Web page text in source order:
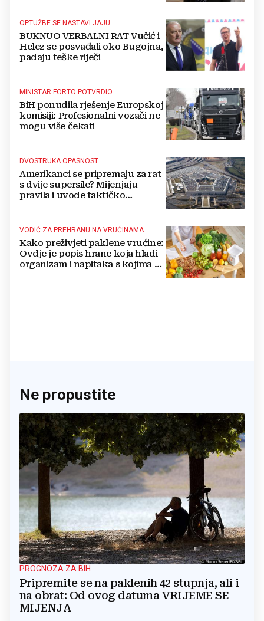
OPTUŽBE SE NASTAVLJAJU
BUKNUO VERBALNI RAT Vučić i
Helez se posvađali oko Bugojna,
padaju teške riječi
MINISTAR FORTO POTVRDIO
BiH ponudila rješenje Europskoj
komisiji: Profesionalni vozači ne
mogu više čekati
DVOSTRUKA OPASNOST
Amerikanci se pripremaju za rat
s dvije supersile? Mijenjaju
pravila i uvode taktičko
VODIČ ZA PREHRANU NA VRUĆINAMA
Kako preživjeti paklene vrućine:
Ovdje je popis hrane koja hladi
organizam i napitaka s kojima si
Ne propustite
PROGNOZA ZA BIH
Pripremite se na paklenih 42 stupnja, ali i
na obrat: Od ovog datuma VRIJEME SE
MIJENJA